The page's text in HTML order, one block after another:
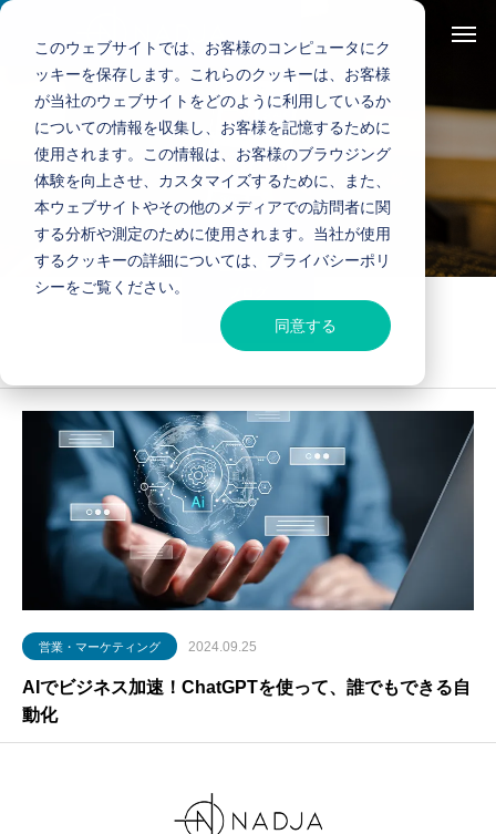
このウェブサイトでは、お客様のコンピュータにク
ッキーを保存します。これらのクッキーは、お客様
が当社のウェブサイトをどのように利用しているか
についての情報を収集し、お客様を記憶するために
使用されます。この情報は、お客様のブラウジング
体験を向上させ、カスタマイズするために、また、
本ウェブサイトやその他のメディアでの訪問者に関
する分析や測定のために使用されます。当社が使用
するクッキーの詳細については、プライバシーポリ
シーをご覧ください。
同意する
YouTube
BLOG
営業・マーケティング 2024.09.25
AIでビジネス加速！ChatGPTを使って、誰でもできる自
動化